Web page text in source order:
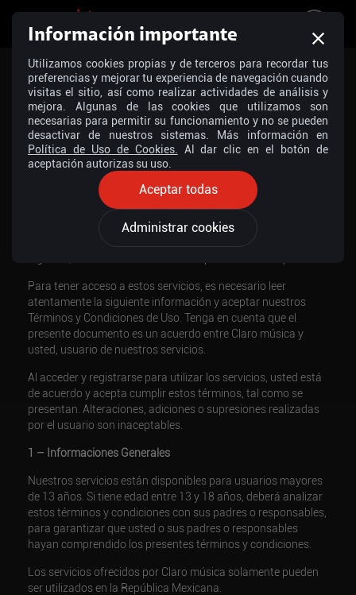
Términos y condiciones /Aviso de privacidad
TÉRMINOS Y CONDICIONES AVISO DE PRIVACIDAD
TÉRMINOS Y CONDICIONES GENERALES
Te invitamos a visitar el portal Claro música mediante el cual
es posible realizar streaming y descarga de contenidos
Para tener acceso a estos servicios, es necesario leer
atentamente la siguiente información y aceptar nuestros
Términos y Condiciones de Uso. Tenga en cuenta que el
presente documento es un acuerdo entre Claro música y
usted, usuario de nuestros servicios.
Al acceder y registrarse para utilizar los servicios, usted está
de acuerdo y acepta cumplir estos términos, tal como se
presentan. Alteraciones, adiciones o supresiones realizadas
por el usuario son inaceptables.
1 – Informaciones Generales
Nuestros servicios están disponibles para usuarios mayores
de 13 años. Si tiene edad entre 13 y 18 años, deberá analizar
estos términos y condiciones con sus padres o responsables,
para garantizar que usted o sus padres o responsables
hayan comprendido los presentes términos y condiciones.
Los servicios ofrecidos por Claro música solamente pueden
ser utilizados en la República Mexicana.
Información importante
Utilizamos cookies propias y de terceros para recordar tus
preferencias y mejorar tu experiencia de navegación cuando
visitas el sitio, así como realizar actividades de análisis y
mejora. Algunas de las cookies que utilizamos son
necesarias para permitir su funcionamiento y no se pueden
desactivar de nuestros sistemas. Más información en
Política de Uso de Cookies.
Al dar clic en el botón de
aceptación autorizas su uso.
Aceptar todas
Administrar cookies